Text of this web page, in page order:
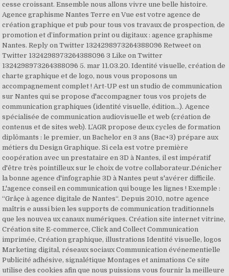
cesse croissant. Ensemble nous allons vivre une belle histoire.
Agence graphisme Nantes Terre en Vue est votre agence de
création graphique et pub pour tous vos travaux de prospection, de
promotion et d’information print ou digitaux : agence graphisme
Nantes. Reply on Twitter 1324298973264388096 Retweet on
Twitter 1324298973264388096 3 Like on Twitter
1324298973264388096 5. mar 11.03.20. Identité visuelle, création de
charte graphique et de logo, nous vous proposons un
accompagnement complet ! Art-UP est un studio de communication
sur Nantes qui se propose d'accompagner tous vos projets de
communication graphiques (identité visuelle, édition...). Agence
spécialisée de communication audiovisuelle et web (création de
contenus et de sites web). L’AGR propose deux cycles de formation
diplômants : le premier, un Bachelor en 3 ans (Bac+3) prépare aux
métiers du Design Graphique. Si cela est votre première
coopération avec un prestataire en 3D à Nantes, il est impératif
d'être très pointilleux sur le choix de votre collaborateur.Dénicher
la bonne agence d'infographie 3D à Nantes peut s'avérer difficile.
L'agence conseil en communication qui bouge les lignes ! Exemple :
“Grâçe à agence digitale de Nantes“. Depuis 2010, notre agence
maîtris e aussi bien les supports de communication traditionnels
que les nouvea ux canaux numériques. Création site internet vitrine,
Création site E-commerce, Click and Collect Communication
imprimée, Création graphique, illustrations Identité visuelle, logos
Marketing digital, réseaux sociaux Communication événementielle
Publicité adhésive, signalétique Montages et animations Ce site
utilise des cookies afin que nous puissions vous fournir la meilleure